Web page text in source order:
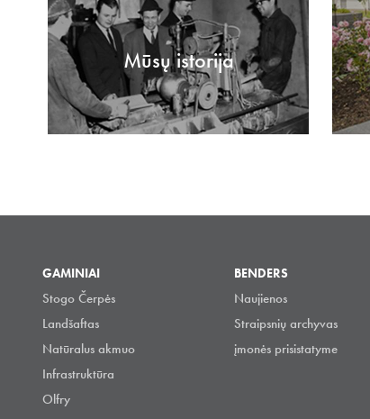
Mūsų istorija
GAMINIAI
Stogo Čerpės
Landšaftas
Natūralus akmuo
Infrastruktūra
Olfry
BENDERS
Naujienos
Straipsnių archyvas
įmonės prisistatyme